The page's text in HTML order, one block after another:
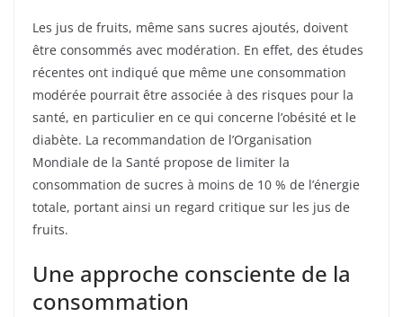
Les jus de fruits, même sans sucres ajoutés, doivent
être consommés avec modération. En effet, des études
récentes ont indiqué que même une consommation
modérée pourrait être associée à des risques pour la
santé, en particulier en ce qui concerne l’obésité et le
diabète. La recommandation de l’Organisation
Mondiale de la Santé propose de limiter la
consommation de sucres à moins de 10 % de l’énergie
totale, portant ainsi un regard critique sur les jus de
fruits.
Une approche consciente de la
consommation